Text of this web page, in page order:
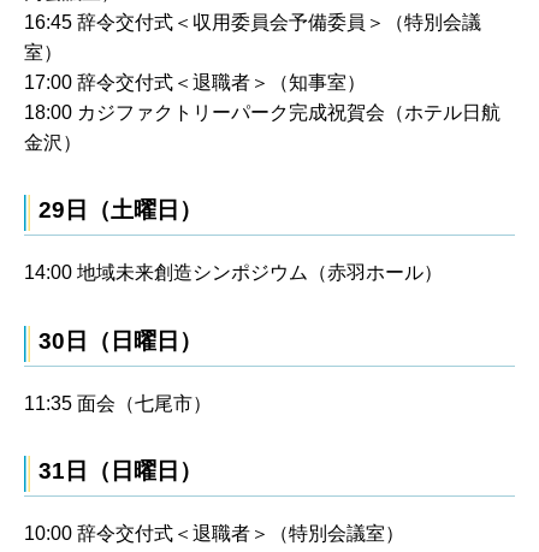
16:45 辞令交付式＜収用委員会予備委員＞（特別会議
室）
17:00 辞令交付式＜退職者＞（知事室）
18:00 カジファクトリーパーク完成祝賀会（ホテル日航
金沢）
29日（土曜日）
14:00 地域未来創造シンポジウム（赤羽ホール）
30日（日曜日）
11:35 面会（七尾市）
31日（日曜日）
10:00 辞令交付式＜退職者＞（特別会議室）